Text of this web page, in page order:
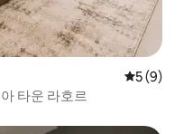
평점 5점
5 (9)
타운 라호르